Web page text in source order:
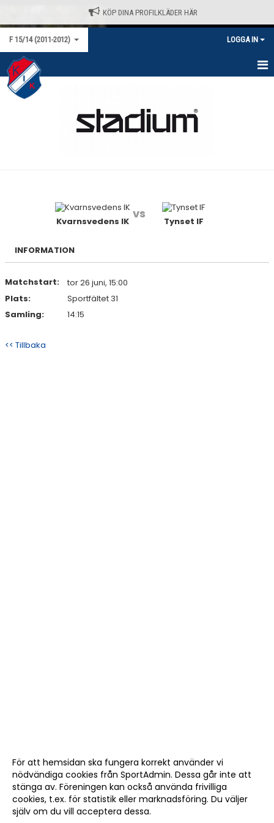
KÖP DINA PROFILKLÄDER HÄR
F 15/14 (2011-2012) LOGGA IN
HEM
DOKUMENT
Kvarnsvedens IK
vs
Tynset IF
INFORMATION
Matchstart:
tor 26 juni, 15:00
Plats:
Sportfältet 31
Samling:
14:15
<< Tillbaka
För att hemsidan ska fungera korrekt använder vi
nödvändiga cookies från SportAdmin. Dessa går inte att
stänga av. Föreningen kan också använda frivilliga
cookies, t.ex. för statistik eller marknadsföring. Du väljer
själv om du vill acceptera dessa.